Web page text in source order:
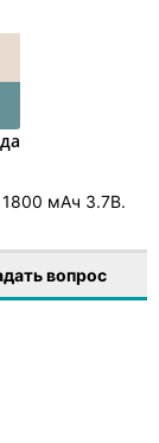
да
1800 мАч 3.7В.
вопрос